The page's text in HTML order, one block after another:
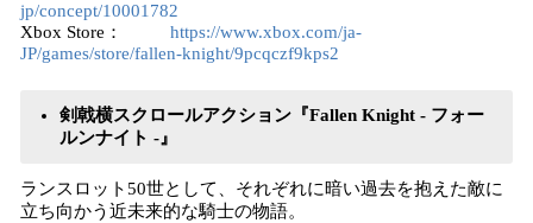
jp/concept/10001782
Xbox Store： https://www.xbox.com/ja-
JP/games/store/fallen-knight/9pcqczf9kps2
剣戟横スクロールアクション『Fallen Knight - フォー
ルンナイト -』
ランスロット50世として、それぞれに暗い過去を抱えた敵に
立ち向かう近未来的な騎士の物語。